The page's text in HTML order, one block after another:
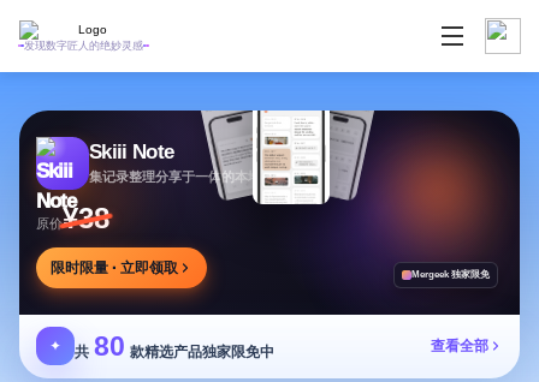
发现数字匠人的绝妙灵感
Skiii Note
集记录整理分享于一体的本地写作工作台
原价¥38
限时限量 · 立即领取 Mergeek 独家限免
✦ 共 80 款精选产品独家限免中 查看全部